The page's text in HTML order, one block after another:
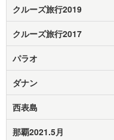
クルーズ旅行2019
クルーズ旅行2017
パラオ
ダナン
西表島
那覇2021.5月